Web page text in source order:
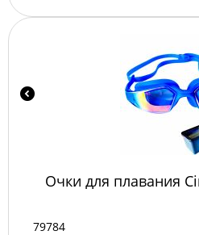
Очки для плавания
79784